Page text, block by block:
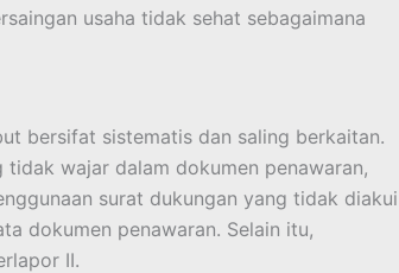
usaha tidak sehat sebagaimana
bersifat sistematis dan saling berkaitan.
wajar dalam dokumen penawaran,
surat dukungan yang tidak diakui
dokumen penawaran. Selain itu,
II.